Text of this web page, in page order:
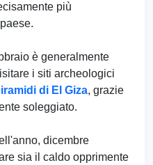
più
è generalmente
i siti archeologici
di El Giza, grazie
soleggiato.
dicembre
sia il caldo opprimente